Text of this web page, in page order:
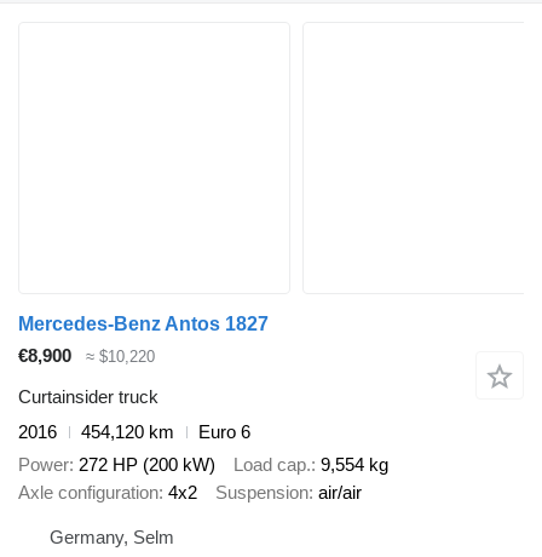
Mercedes-Benz Antos 1827
€8,900
≈ $10,220
Curtainsider truck
2016
454,120 km
Euro 6
Power 272 HP (200 kW) Load cap. 9,554 kg
Axle configuration 4x2 Suspension air/air
Germany, Selm